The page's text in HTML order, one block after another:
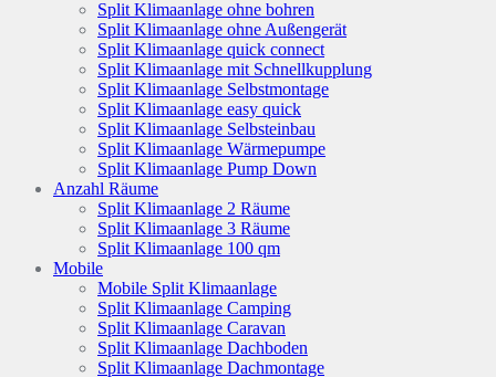
Split Klimaanlage ohne bohren
Split Klimaanlage ohne Außengerät
Split Klimaanlage quick connect
Split Klimaanlage mit Schnellkupplung
Split Klimaanlage Selbstmontage
Split Klimaanlage easy quick
Split Klimaanlage Selbsteinbau
Split Klimaanlage Wärmepumpe
Split Klimaanlage Pump Down
Anzahl Räume
Split Klimaanlage 2 Räume
Split Klimaanlage 3 Räume
Split Klimaanlage 100 qm
Mobile
Mobile Split Klimaanlage
Split Klimaanlage Camping
Split Klimaanlage Caravan
Split Klimaanlage Dachboden
Split Klimaanlage Dachmontage